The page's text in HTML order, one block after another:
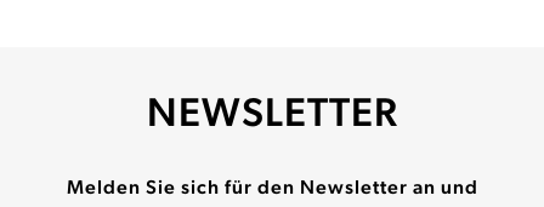
NEWSLETTER
Melden Sie sich für den Newsletter an und